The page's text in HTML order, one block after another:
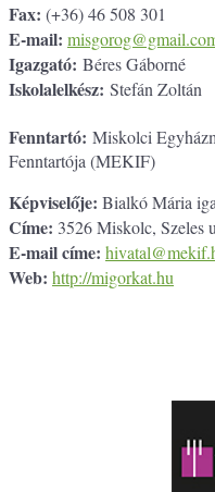
Fax: (+36) 46 508 301
E-mail:
Igazgató: Béres Gáborné
Iskolalelkész: Stefán Zoltán
Fenntartó: Miskolci
Fenntartója (MEKIF)
Képviselője: Bialkó Mária
Címe: 3526 Miskolc, Szeles
E-mail címe:
Web: http://migorkat.hu